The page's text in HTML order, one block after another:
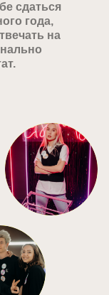
сдаться
года,
на